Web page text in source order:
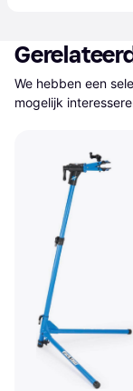
We hebben een
mogelijk